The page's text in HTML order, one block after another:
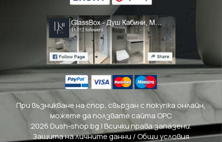
При възникване на спор, свързан с покупка онлайн,
можете да ползвате сайта ОРС
2026 Dush-shop.bg | Всички права запазени.
Защита на личните данни /Общи условия